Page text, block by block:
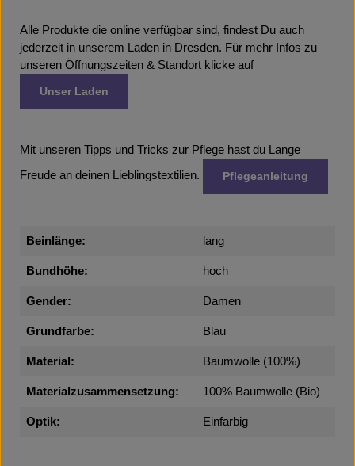
Alle Produkte die online verfügbar sind, findest Du auch
jederzeit in unserem Laden in Dresden. Für mehr Infos zu
unseren Öffnungszeiten & Standort klicke auf
Unser Laden
Mit unseren Tipps und Tricks zur Pflege hast du Lange
Freude an deinen Lieblingstextilien. Pflegeanleitung
Beinlänge: lang
Bundhöhe: hoch
Gender: Damen
Grundfarbe: Blau
Material: Baumwolle (100%)
Materialzusammensetzung: 100% Baumwolle (Bio)
Optik: Einfarbig